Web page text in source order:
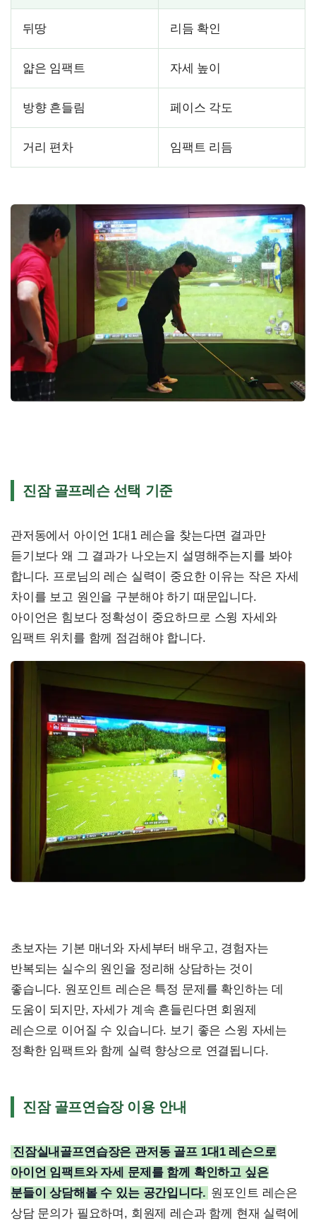
뒤땅 리듬 확인
얇은 임팩트 자세 높이
방향 흔들림 페이스 각도
거리 편차 임팩트 리듬
진잠 골프레슨 선택 기준
관저동에서 아이언 1대1 레슨을 찾는다면 결과만
듣기보다 왜 그 결과가 나오는지 설명해주는지를 봐야
합니다. 프로님의 레슨 실력이 중요한 이유는 작은 자세
차이를 보고 원인을 구분해야 하기 때문입니다.
아이언은 힘보다 정확성이 중요하므로 스윙 자세와
임팩트 위치를 함께 점검해야 합니다.
초보자는 기본 매너와 자세부터 배우고, 경험자는
반복되는 실수의 원인을 정리해 상담하는 것이
좋습니다. 원포인트 레슨은 특정 문제를 확인하는 데
도움이 되지만, 자세가 계속 흔들린다면 회원제
레슨으로 이어질 수 있습니다. 보기 좋은 스윙 자세는
정확한 임팩트와 함께 실력 향상으로 연결됩니다.
진잠 골프연습장 이용 안내
진잠실내골프연습장은 관저동 골프 1대1 레슨으로
아이언 임팩트와 자세 문제를 함께 확인하고 싶은
분들이 상담해볼 수 있는 공간입니다. 원포인트 레슨은
상담 문의가 필요하며, 회원제 레슨과 함께 현재 실력에